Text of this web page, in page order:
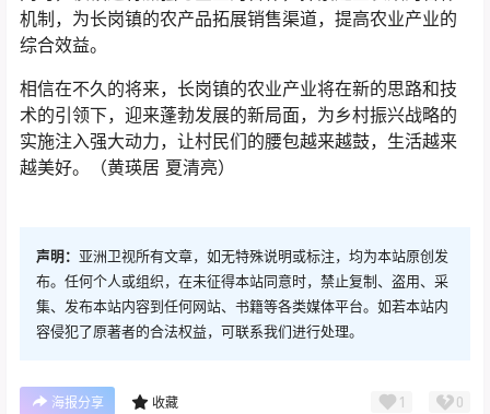
机制，为长岗镇的农产品拓展销售渠道，提高农业产业的
综合效益。
相信在不久的将来，长岗镇的农业产业将在新的思路和技
术的引领下，迎来蓬勃发展的新局面，为乡村振兴战略的
实施注入强大动力，让村民们的腰包越来越鼓，生活越来
越美好。（黄瑛居 夏清亮）
声明： 亚洲卫视所有文章，如无特殊说明或标注，均为本站原创发
布。任何个人或组织，在未征得本站同意时，禁止复制、盗用、采
集、发布本站内容到任何网站、书籍等各类媒体平台。如若本站内
容侵犯了原著者的合法权益，可联系我们进行处理。
海报分享 收藏 1 0